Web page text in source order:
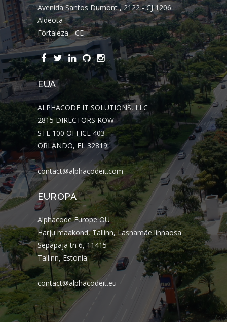
Avenida Santos Dumont , 2122 - CJ 1206
Aldeota
Fortaleza - CE
EUA
ALPHACODE IT SOLUTIONS, LLC
2815 DIRECTORS ROW
STE 100 OFFICE 403
ORLANDO, FL 32819
contact@alphacodeit.com
EUROPA
Alphacode Europe OÜ
Harju maakond, Tallinn, Lasnamäe linnaosa
Sepapaja tn 6, 11415
Tallinn, Estonia
contact@alphacodeit.eu